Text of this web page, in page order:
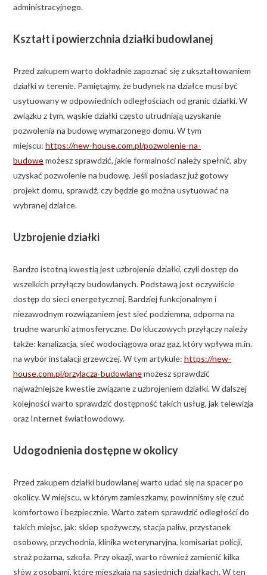
administracyjnego.
Kształt i powierzchnia działki budowlanej
Przed zakupem warto dokładnie zapoznać się z ukształtowaniem
działki w terenie. Pamiętajmy, że budynek na działce musi być
usytuowany w odpowiednich odległościach od granic działki. W
związku z tym, wąskie działki często utrudniają uzyskanie
pozwolenia na budowę wymarzonego domu. W tym
miejscu: https://new-house.com.pl/pozwolenie-na-
budowemożesz sprawdzić, jakie formalności należy spełnić, aby
uzyskać pozwolenie na budowę. Jeśli posiadasz już gotowy
projekt domu, sprawdź, czy będzie go można usytuować na
wybranej działce.
Uzbrojenie działki
Bardzo istotną kwestią jest uzbrojenie działki, czyli dostęp do
wszelkich przyłączy budowlanych. Podstawą jest oczywiście
dostęp do sieci energetycznej. Bardziej funkcjonalnym i
niezawodnym rozwiązaniem jest sieć podziemna, odporna na
trudne warunki atmosferyczne. Do kluczowych przyłączy należy
także: kanalizacja, sieć wodociągowa oraz gaz, który wpływa m.in.
na wybór instalacji grzewczej. W tym artykule: https://new-
house.com.pl/przylacza-budowlanemożesz sprawdzić
najważniejsze kwestie związane z uzbrojeniem działki. W dalszej
kolejności warto sprawdzić dostępność takich usług, jak telewizja
oraz Internet światłowodowy.
Udogodnienia dostępne w okolicy
Przed zakupem działki budowlanej warto udać się na spacer po
okolicy. W miejscu, w którym zamieszkamy, powinniśmy się czuć
komfortowo i bezpiecznie. Warto zatem sprawdzić odległości do
takich miejsc, jak: sklep spożywczy, stacja paliw, przystanek
osobowy, przychodnia, klinika weterynaryjna, komisariat policji,
straż pożarna, szkoła. Przy okazji, warto również zamienić kilka
słów z osobami, które mieszkają na sąsiednich działkach. W ten